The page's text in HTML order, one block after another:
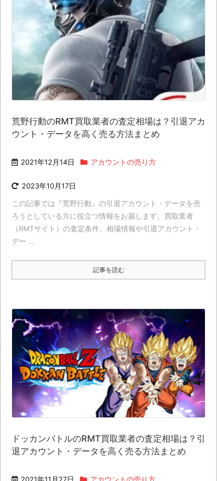
荒野行動のRMT買取業者の査定相場は？引退アカ
ウント・データを高く売る方法まとめ
2021年12月14日 アカウントの売り方
2023年10月17日
この記事では『荒野行動』の引退アカウント・データを売
ろうとしている方に役立つ情報をお届します。買取業者
（RMTサイト）の査定条件、相場情報や引退アカウント・
デー ...
記事を読む
ドッカンバトルのRMT買取業者の査定相場は？引
退アカウント・データを高く売る方法まとめ